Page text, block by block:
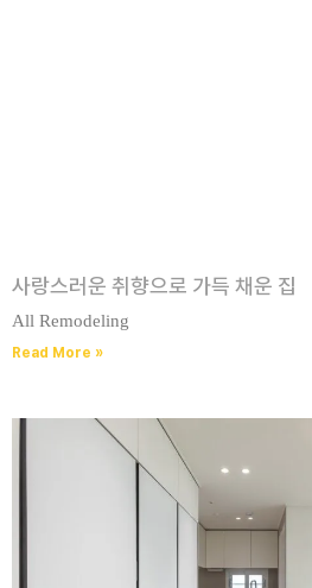
사랑스러운 취향으로 가득 채운 집
All Remodeling
Read More »